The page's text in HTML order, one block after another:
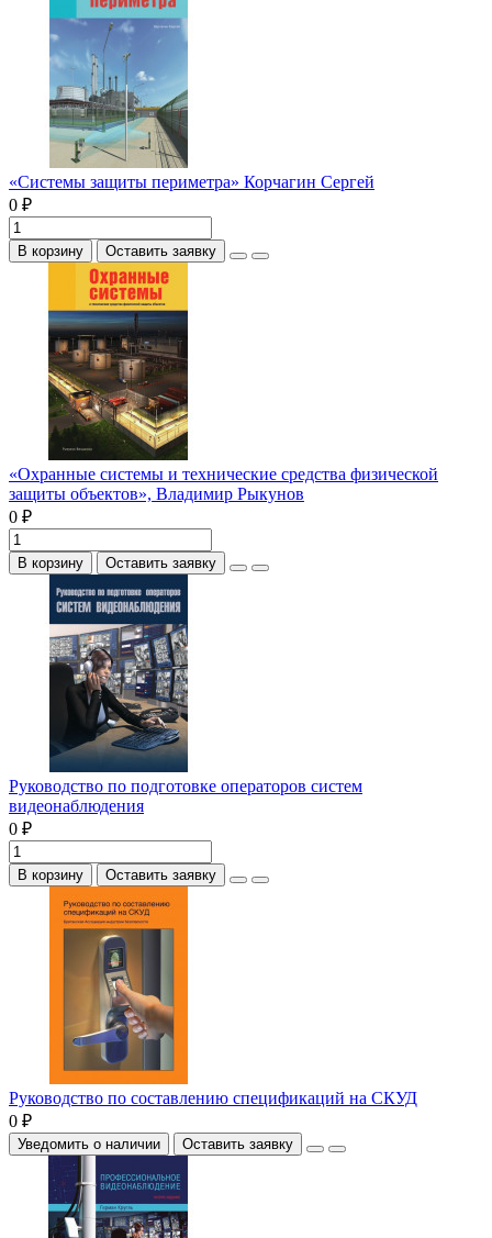
«Системы защиты периметра» Корчагин Сергей
0 ₽
В корзину Оставить заявку
«Охранные системы и технические средства физической
защиты объектов», Владимир Рыкунов
0 ₽
В корзину Оставить заявку
Руководство по подготовке операторов систем
видеонаблюдения
0 ₽
В корзину Оставить заявку
Руководство по составлению спецификаций на СКУД
0 ₽
Уведомить о наличии Оставить заявку